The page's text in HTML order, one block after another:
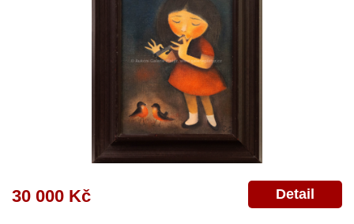
30 000 Kč Detail